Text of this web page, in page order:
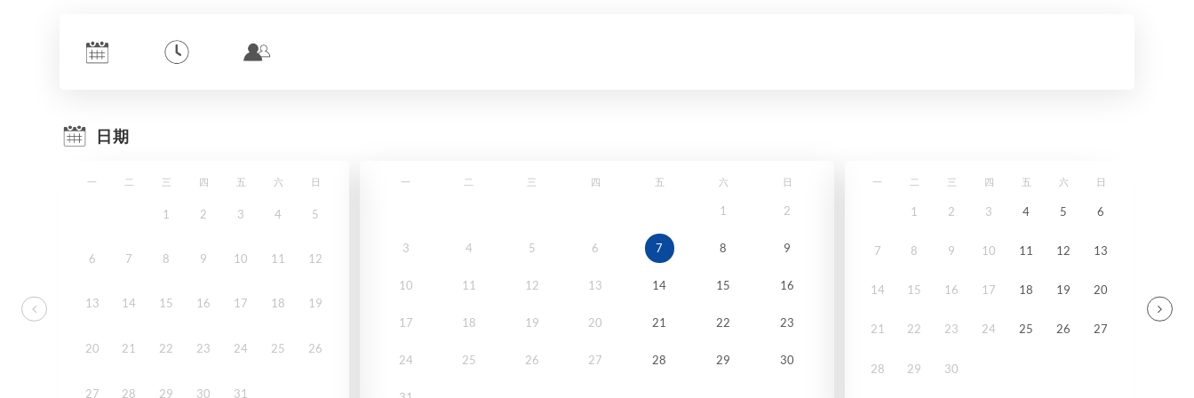
日期
一 二 三 四 五 六 日
1 2 3 4 5
6 7 8 9 10 11 12
13 14 15 16 17 18 19
20 21 22 23 24 25 26
27 28 29 30 31
一 二 三 四 五 六 日
1 2
3 4 5 6 7 8 9
10 11 12 13 14 15 16
17 18 19 20 21 22 23
24 25 26 27 28 29 30
一 二 三 四 五 六 日
1 2 3 4 5 6
7 8 9 10 11 12 13
14 15 16 17 18 19 20
21 22 23 24 25 26 27
28 29 30